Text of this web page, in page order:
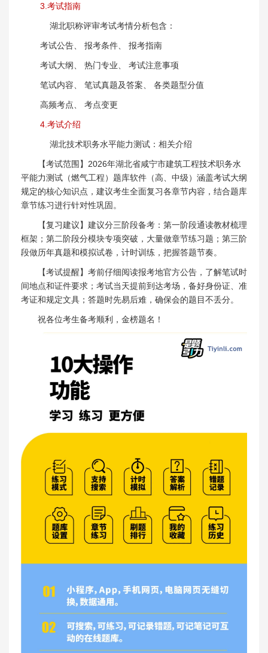
3.考试指南
湖北职称评审考试考情分析包含：
考试公告、 报考条件、 报考指南
考试大纲、 热门专业、 考试注意事项
笔试内容、 笔试真题及答案、 各类题型分值
高频考点、 考点变更
4.考试介绍
湖北技术职务水平能力测试：相关介绍
【考试范围】2026年湖北省咸宁市建筑工程技术职务水
平能力测试（燃气工程）题库软件（高、中级）涵盖考试大纲
规定的核心知识点，建议考生全面复习各章节内容，结合题库
章节练习进行针对性巩固。
【复习建议】建议分三阶段备考：第一阶段通读教材梳理
框架；第二阶段分模块专项突破，大量做章节练习题；第三阶
段做历年真题和模拟试卷，计时训练，把握答题节奏。
【考试提醒】考前仔细阅读报考地官方公告，了解笔试时
间地点和证件要求；考试当天提前到达考场，备好身份证、准
考证和规定文具；答题时先易后难，确保会的题目不丢分。
祝各位考生备考顺利，金榜题名！